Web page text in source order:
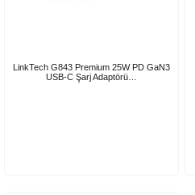
LinkTech G843 Premium 25W PD GaN3
USB-C Şarj Adaptörü…